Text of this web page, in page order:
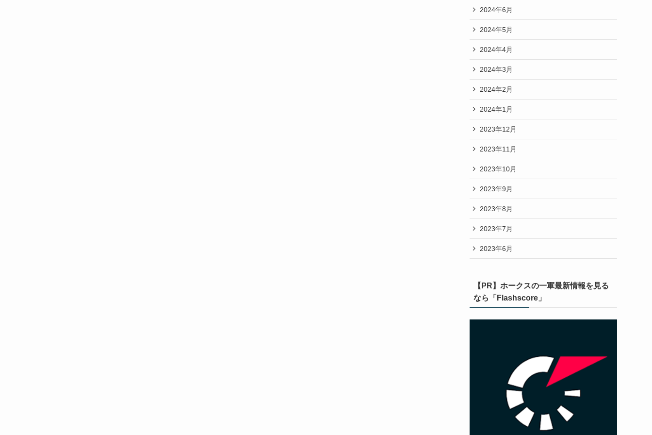
2024年6月
2024年5月
2024年4月
2024年3月
2024年2月
2024年1月
2023年12月
2023年11月
2023年10月
2023年9月
2023年8月
2023年7月
2023年6月
【PR】ホークスの一軍最新情報を見る
なら「Flashscore」